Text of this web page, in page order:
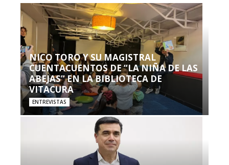
NICO TORO Y SU MAGISTRAL
CUENTACUENTOS DE “LA NIÑA DE LAS
ABEJAS” EN LA BIBLIOTECA DE
VITACURA
ENTREVISTAS